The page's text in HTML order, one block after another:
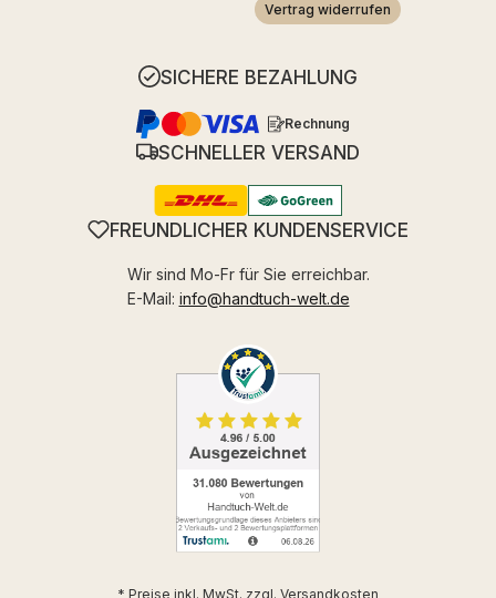
Vertrag widerrufen
SICHERE BEZAHLUNG
Rechnung
SCHNELLER VERSAND
FREUNDLICHER KUNDENSERVICE
Wir sind Mo-Fr für Sie erreichbar.
E-Mail: info@handtuch-welt.de
* Preise inkl. MwSt. zzgl. Versandkosten